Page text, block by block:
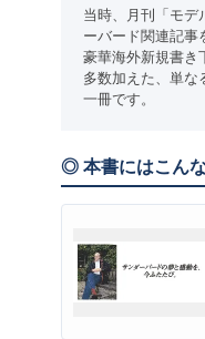
当時、月刊「モ
ーバード関連記事
豪華海外新規書き
多数加えた、単
一冊です。
◎ 本書にはこん